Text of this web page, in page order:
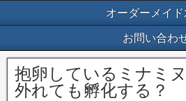
オーダーメイ
お問い合わ
抱卵しているミナミ
外れても孵化する？